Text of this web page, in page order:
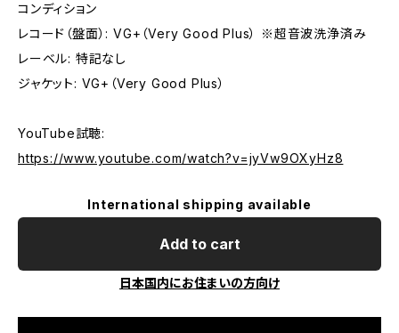
コンディション
レコード（盤面）: VG+（Very Good Plus） ※超音波洗浄済み
レーベル: 特記なし
ジャケット: VG+（Very Good Plus）
YouTube試聴:
https://www.youtube.com/watch?v=jyVw9OXyHz8
International shipping available
Add to cart
日本国内にお住まいの方向け